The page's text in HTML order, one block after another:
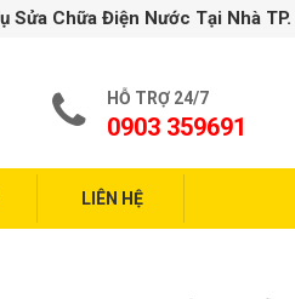
Nước Tại Nhà TP. Hồ Chí Minh
HỖ TRỢ 24/7
0903 359691
LIÊN HỆ